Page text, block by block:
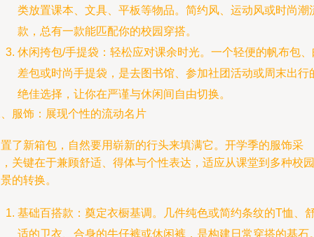
类放置课本、文具、平板等物品。简约风、运动风或时尚潮
款，总有一款能匹配你的校园穿搭。
休闲挎包/手提袋：轻松应对课余时光。一个轻便的帆布包、
差包或时尚手提袋，是去图书馆、参加社团活动或周末出行
绝佳选择，让你在严谨与休闲间自由切换。
服饰：展现个性的流动名片
了新箱包，自然要用崭新的行头来填满它。开学季的服饰采
关键在于兼顾舒适、得体与个性表达，适应从课堂到多种校园
的转换。
基础百搭款：奠定衣橱基调。几件纯色或简约条纹的T恤、
适的卫衣、合身的牛仔裤或休闲裤，是构建日常穿搭的基石